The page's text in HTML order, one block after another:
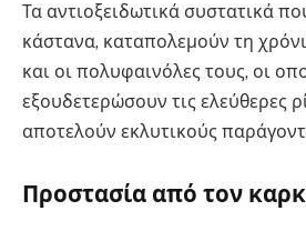
Τα αντιοξειδωτικά συστατικά
κάστανα, καταπολεμούν τη
και οι πολυφαινόλες τους, οι
εξουδετερώσουν τις ελεύθερες
αποτελούν εκλυτικούς
Προστασία από τον